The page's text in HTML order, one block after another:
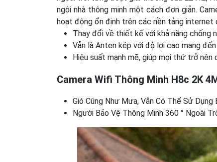
ngôi nhà thông minh một cách đơn giản.
hoạt động ổn định trên các nền tảng internet
Thay đổi về thiết kế với khả năng chống
Vẫn là Anten kép với độ lợi cao mang
Hiệu suất mạnh mẽ, giúp mọi thứ trở nên
Camera Wifi Thông Minh H8c 2K
Gió Cũng Như Mưa, Vẫn Có Thể Sử
Người Bảo Vệ Thông Minh 360 ° Ngoài